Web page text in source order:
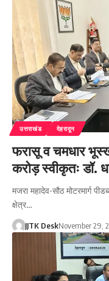
उत्तराखंड देहरादून
फरासू व चमधार
करोड़ स्वीकृतः डॉ.
मजरा महादेव-सौठ मोटरमार्ग
क्षेत्र…
JJTK DeskNovember 29,